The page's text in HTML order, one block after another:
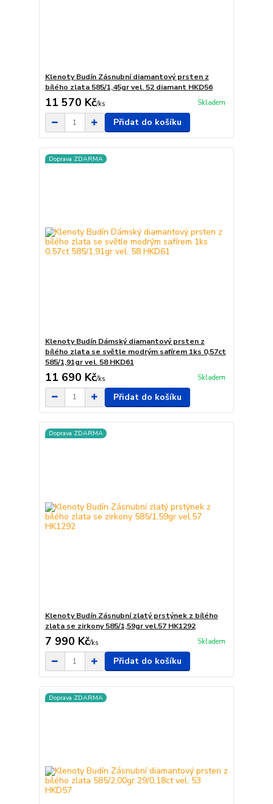
Klenoty Budín Zásnubní diamantový prsten z
bílého zlata 585/1,45gr vel. 52 diamant HKD56
11 570 Kč/ks Skladem
Přidat do košíku
Doprava ZDARMA
Klenoty Budín Dámský diamantový prsten z
bílého zlata se světle modrým safírem 1ks 0,57ct
585/1,91gr vel. 58 HKD61
11 690 Kč/ks Skladem
Přidat do košíku
Doprava ZDARMA
Klenoty Budín Zásnubní zlatý prstýnek z bílého
zlata se zirkony 585/1,59gr vel.57 HK1292
7 990 Kč/ks Skladem
Přidat do košíku
Doprava ZDARMA